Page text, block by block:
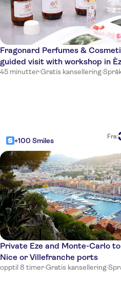
Hotel Bristol
Hotel Villa La Tour
Hotel Belle Meuniere
Hotel Ibis Nice Aeroport
Ibis Nice Centre Notre-
Residence Nice Fleurs
Novotel Nice Arenas
Univers Hotel
All Suite Residhome
Hotel Le Royal
Fragonard Perfumes &
guided visit with workshop in
45 minutter·Gratis kansellering·
+100 Smiles Fra:
Private Eze and Monte-Carlo
Nice or Villefranche ports
opptil 8 timer·Gratis kansellering·